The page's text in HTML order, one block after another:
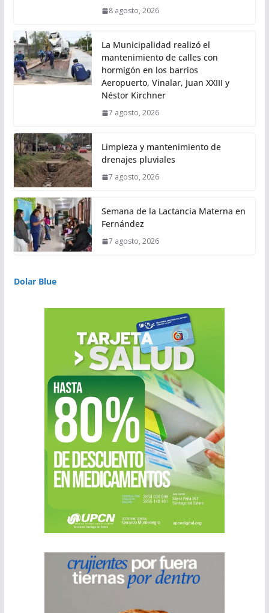
8 agosto, 2026
La Municipalidad realizó el
mantenimiento de calles con
hormigón en los barrios
Aeropuerto, Vinalar, Juan XXIII y
Néstor Kirchner
7 agosto, 2026
Limpieza y mantenimiento de
drenajes pluviales
7 agosto, 2026
Semana de la Lactancia Materna en
Fernández
7 agosto, 2026
Dolar Blue